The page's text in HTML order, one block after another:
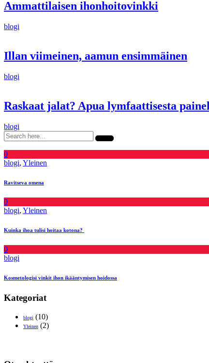
Ammattilaisen ihonhoitovinkki
blogi
Illan viimeinen, aamun ensimmäinen
blogi
Raskaat jalat? Apua lymfaattisesta
blogi
0
blogi, Yleinen
Ravitseva omena
0
blogi, Yleinen
Kuinka ihoa tulisi hoitaa kotona?
0
blogi
Kosmetologisi vinkit ihon ikääntymisen hoidossa
Kategoriat
blogi (10)
Yleinen (2)